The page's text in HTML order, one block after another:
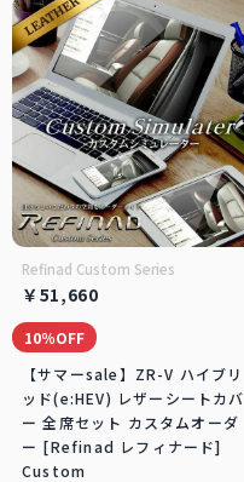
Refinad Custom Series
￥51,660
10％OFF
【サマーsale】ZR-V ハイブリ
ッド(e:HEV) レザーシートカバ
ー 全席セット カスタムオーダ
ー [Refinad レフィナード]
Custom